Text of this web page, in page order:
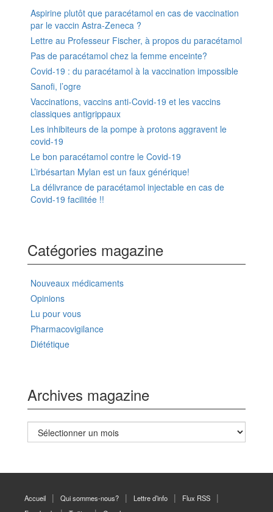
Aspirine plutôt que paracétamol en cas de vaccination
par le vaccin Astra-Zeneca ?
Lettre au Professeur Fischer, à propos du paracétamol
Pas de paracétamol chez la femme enceinte?
Covid-19 : du paracétamol à la vaccination impossible
Sanofi, l’ogre
Vaccinations, vaccins anti-Covid-19 et les vaccins
classiques antigrippaux
Les inhibiteurs de la pompe à protons aggravent le
covid-19
Le bon paracétamol contre le Covid-19
L’irbésartan Mylan est un faux générique!
La délivrance de paracétamol injectable en cas de
Covid-19 facilitée !!
Catégories magazine
Nouveaux médicaments
Opinions
Lu pour vous
Pharmacovigilance
Diététique
Archives magazine
Archives
magazine
Accueil Qui sommes-nous? Lettre d’info
Flux RSS